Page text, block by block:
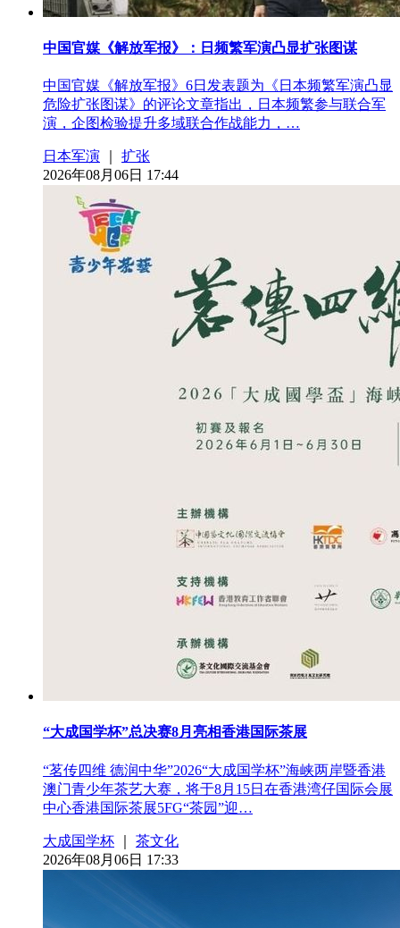
中国官媒《解放军报》：日频繁军演凸显扩张图谋
中国官媒《解放军报》6日发表题为《日本频繁军演凸显
危险扩张图谋》的评论文章指出，日本频繁参与联合军
演，企图检验提升多域联合作战能力，…
日本军演
扩张
2026年08月06日 17:44
“大成国学杯”总决赛8月亮相香港国际茶展
“茗传四维 德润中华”2026“大成国学杯”海峡两岸暨香港
澳门青少年茶艺大赛，将于8月15日在香港湾仔国际会展
中心香港国际茶展5FG“茶园”迎…
大成国学杯
茶文化
2026年08月06日 17:33